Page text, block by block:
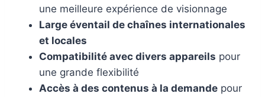
une meilleure expérience de visionnage
Large éventail de chaînes internationales
et locales
Compatibilité avec divers appareils pour
une grande flexibilité
Accès à des contenus à la demande pour